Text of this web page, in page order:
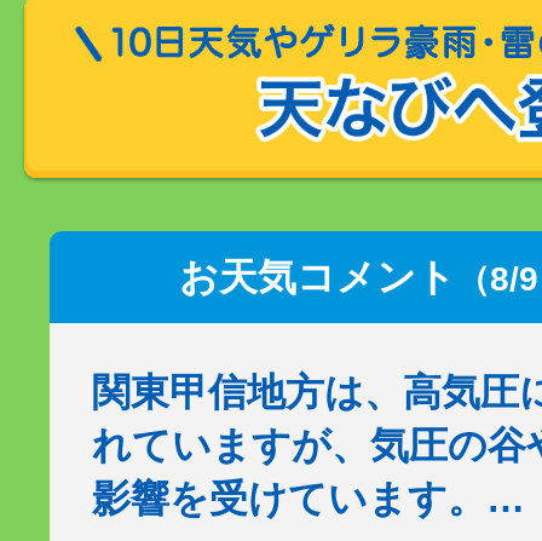
お天気コメント （8/
関東甲信地方は、高気圧
れていますが、気圧の谷
影響を受けています。…